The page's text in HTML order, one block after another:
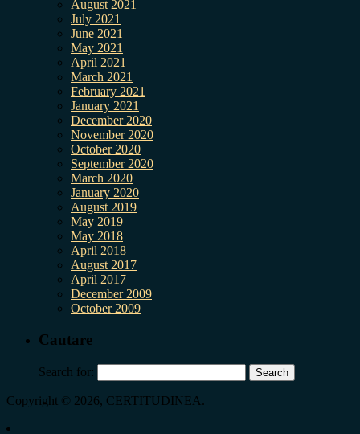
August 2021
July 2021
June 2021
May 2021
April 2021
March 2021
February 2021
January 2021
December 2020
November 2020
October 2020
September 2020
March 2020
January 2020
August 2019
May 2019
May 2018
April 2018
August 2017
April 2017
December 2009
October 2009
Cautare
Search for:
Copyright © 2026, CERTITUDINEA.